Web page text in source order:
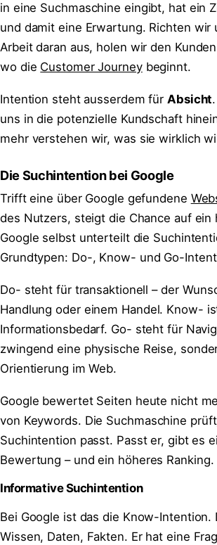
in eine Suchmaschine eingibt, hat ein
und damit eine Erwartung. Richten wir
Arbeit daran aus, holen wir den
wo die Customer Journeybeginnt.
Intention steht ausserdem fürAbsicht
uns in die potenzielle Kundschaft
mehr verstehen wir, was sie wirklich
Die Suchintention bei Google
Trifft eine über Google gefundene
des Nutzers, steigt die Chance auf ein
Google selbst unterteilt die
Grundtypen: Do-, Know- und Go-
Do- steht für transaktionell – der
Handlung oder einem Handel. Know-
Informationsbedarf. Go- steht für
zwingend eine physische Reise,
Orientierung im Web.
Google bewertet Seiten heute nicht
von Keywords. Die Suchmaschine
Suchintention passt. Passt er, gibt es
Bewertung – und ein höheres Ranking.
Informative Suchintention
Bei Google ist das die Know-Intention.
Wissen, Daten, Fakten. Er hat eine